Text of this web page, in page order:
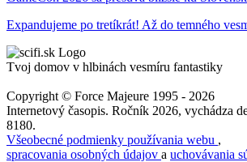
Expandujeme po tretíkrát! Až do temného
Tvoj domov v hlbinách vesmíru fantastiky
Copyright © Force Majeure 1995 - 2026
Internetový časopis. Ročník 2026, vychádza
8180.
Všeobecné podmienky používania webu ,
spracovania osobných údajov a uchovávania